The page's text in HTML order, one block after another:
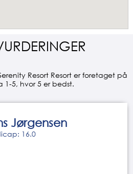
Resort Resort er foretaget på
1-5, hvor 5 er bedst.
Jørgensen
16.0